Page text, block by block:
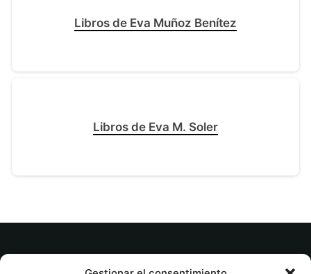
Libros de Eva Muñoz Benítez
Libros de Eva M. Soler
© tuslibrosvip.com · Todos los derechos